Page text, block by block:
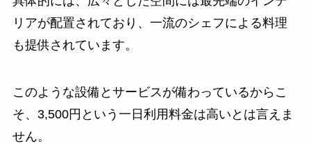
リアが配置されており、一流のシェフによる料理
も提供されています。
このような設備とサービスが備わっているからこ
そ、3,500円という一日利用料金は高いとは言えま
せん。